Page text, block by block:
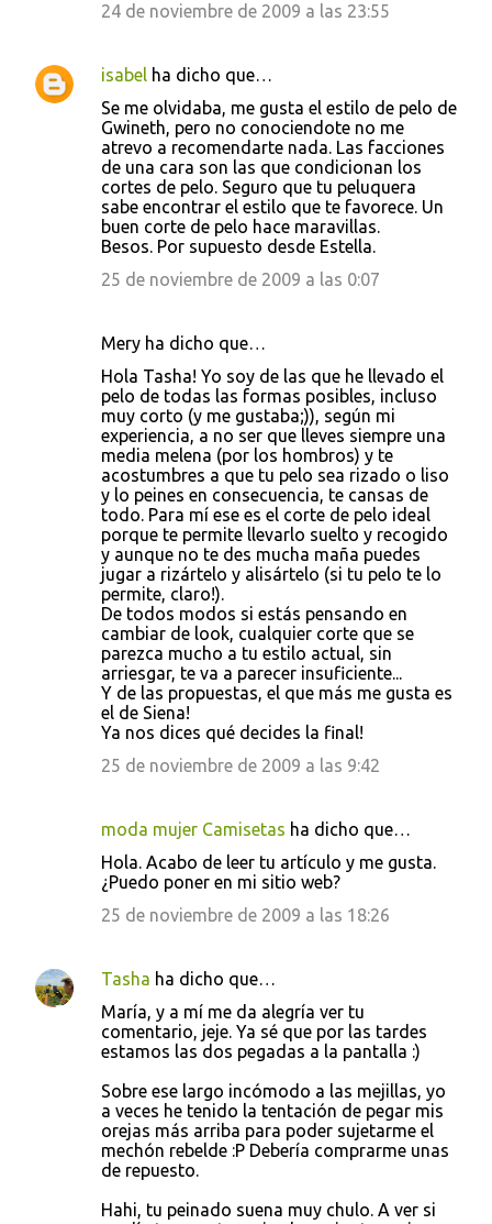
24 de noviembre de 2009 a las 23:55
isabel ha dicho que…
Se me olvidaba, me gusta el estilo de pelo de
Gwineth, pero no conociendote no me
atrevo a recomendarte nada. Las facciones
de una cara son las que condicionan los
cortes de pelo. Seguro que tu peluquera
sabe encontrar el estilo que te favorece. Un
buen corte de pelo hace maravillas.
Besos. Por supuesto desde Estella.
25 de noviembre de 2009 a las 0:07
Mery ha dicho que…
Hola Tasha! Yo soy de las que he llevado el
pelo de todas las formas posibles, incluso
muy corto (y me gustaba;)), según mi
experiencia, a no ser que lleves siempre una
media melena (por los hombros) y te
acostumbres a que tu pelo sea rizado o liso
y lo peines en consecuencia, te cansas de
todo. Para mí ese es el corte de pelo ideal
porque te permite llevarlo suelto y recogido
y aunque no te des mucha maña puedes
jugar a rizártelo y alisártelo (si tu pelo te lo
permite, claro!).
De todos modos si estás pensando en
cambiar de look, cualquier corte que se
parezca mucho a tu estilo actual, sin
arriesgar, te va a parecer insuficiente...
Y de las propuestas, el que más me gusta es
el de Siena!
Ya nos dices qué decides la final!
25 de noviembre de 2009 a las 9:42
moda mujer Camisetas ha dicho que…
Hola. Acabo de leer tu artículo y me gusta.
¿Puedo poner en mi sitio web?
25 de noviembre de 2009 a las 18:26
Tasha ha dicho que…
María, y a mí me da alegría ver tu
comentario, jeje. Ya sé que por las tardes
estamos las dos pegadas a la pantalla :)
Sobre ese largo incómodo a las mejillas, yo
a veces he tenido la tentación de pegar mis
orejas más arriba para poder sujetarme el
mechón rebelde :P Debería comprarme unas
de repuesto.
Hahi, tu peinado suena muy chulo. A ver si